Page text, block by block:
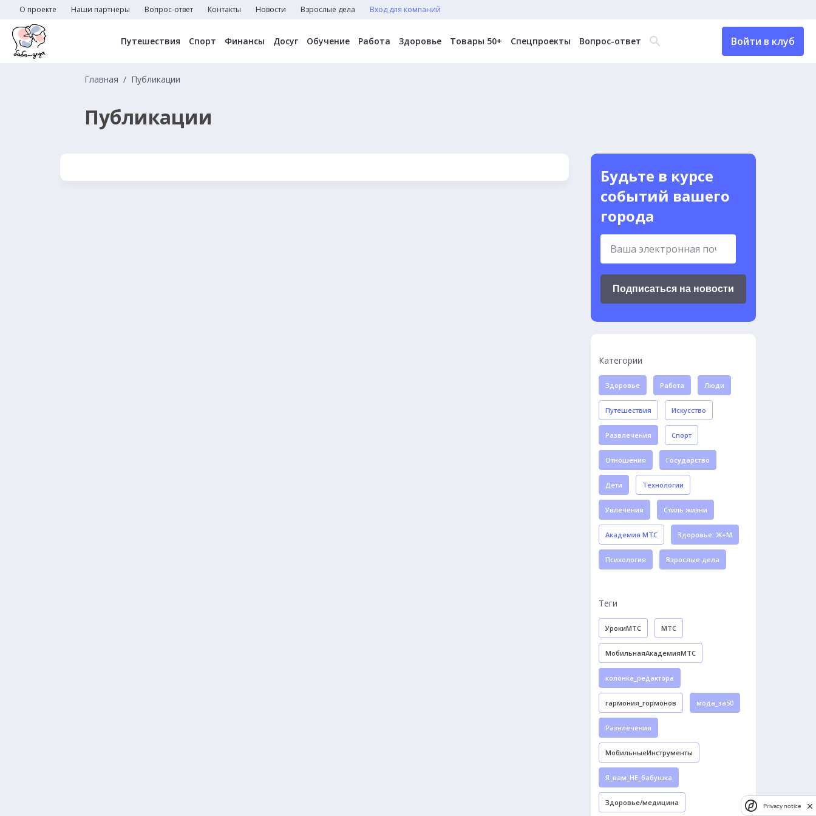
О проекте Наши партнеры Вопрос-ответ Контакты Новости Взрослые дела Вход для компаний
Путешествия Спорт Финансы Досуг Обучение Работа Здоровье Товары 50+ Спецпроекты Вопрос-ответ Войти в клуб
Главная Публикации
Публикации
Будьте в курсе
событий вашего
города
Подписаться на новости
Категории
Здоровье Работа Люди
Путешествия Искусство
Развлечения Спорт
Отношения Государство
Дети Технологии
Увлечения Стиль жизни
Академия МТС Здоровье: Ж+М
Психология Взрослые дела
Теги
УрокиМТС МТС
МобильнаяАкадемияМТС
колонка_редактора
гармония_гормонов мода_за50
Развлечения
МобильныеИнструменты
Я_вам_НЕ_бабушка
Здоровье/медицина Privacy notice